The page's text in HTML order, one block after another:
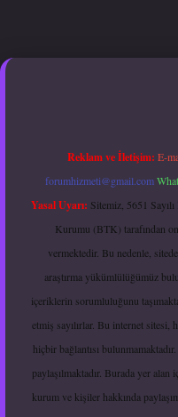
hiltonbet güncel giriş
Reklam ve İletişim: E-
forumhizmeti@gmail.com
Yasal Uyarı: Sitemiz, 5651
Kurumu (BTK) tarafından
vermektedir. Bu nedenle,
araştırma yükümlülüğümüz
içeriklerin sorumluluğunu
etmiş sayılırlar. Bu internet sitesi,
hiçbir bağlantısı
paylaşılmaktadır. Burada yer
kurum ve kişiler hakkında